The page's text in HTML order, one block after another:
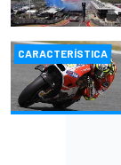
CARACTERÍSTICA